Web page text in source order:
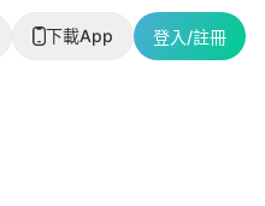
下載App 登入/註冊